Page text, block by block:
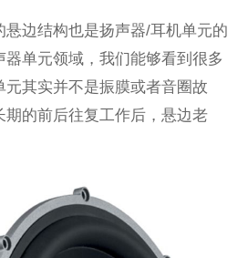
悬边结构也是扬声器/耳机单元的
单元领域，我们能够看到很多
元其实并不是振膜或者音圈故
期的前后往复工作后，悬边老